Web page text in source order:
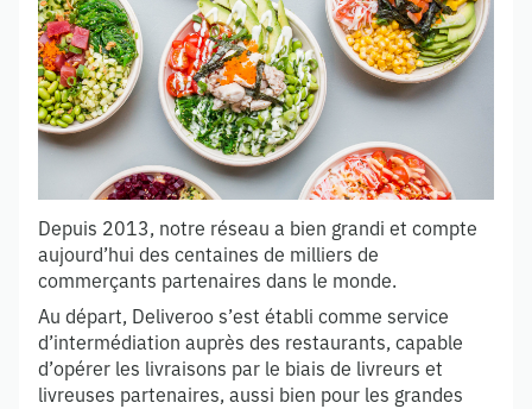
Depuis 2013, notre réseau a bien grandi et compte
aujourd’hui des centaines de milliers de
commerçants partenaires dans le monde.
Au départ, Deliveroo s’est établi comme service
d’intermédiation auprès des restaurants, capable
d’opérer les livraisons par le biais de livreurs et
livreuses partenaires, aussi bien pour les grandes